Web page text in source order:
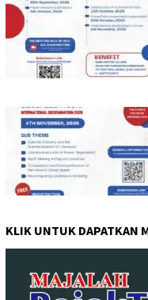
KLIK UNTUK DAPATKAN